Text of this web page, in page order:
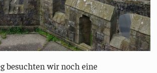
besuchten wir noch eine